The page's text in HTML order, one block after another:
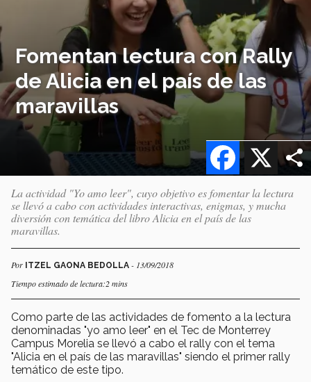
Fomentan lectura con Rally
de Alicia en el país de las
maravillas
X
Facebook
La actividad "Yo amo leer", cuyo objetivo es fomentar la lectura
se llevó a cabo con actividades interactivas, enigmas, y mucha
diversión con temática del libro Alicia en el país de las
maravillas.
Por ITZEL GAONA BEDOLLA - 13/09/2018
Tiempo estimado de lectura:2 mins
Como parte de las actividades de fomento a la lectura
denominadas "yo amo leer" en el Tec de Monterrey
Campus Morelia se llevó a cabo el rally con el tema
"Alicia en el país de las maravillas" siendo el primer rally
temático de este tipo.